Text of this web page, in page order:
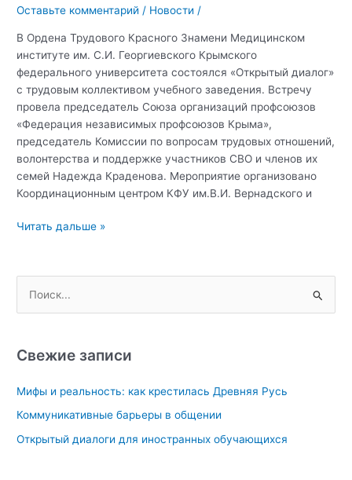
Оставьте комментарий / Новости /
В Ордена Трудового Красного Знамени Медицинском
институте им. С.И. Георгиевского Крымского
федерального университета состоялся «Открытый диалог»
с трудовым коллективом учебного заведения. Встречу
провела председатель Союза организаций профсоюзов
«Федерация независимых профсоюзов Крыма»,
председатель Комиссии по вопросам трудовых отношений,
волонтерства и поддержке участников СВО и членов их
семей Надежда Краденова. Мероприятие организовано
Координационным центром КФУ им.В.И. Вернадского и
Открытый
и
обязанности
граждан
Читать дальше »
с
:
Свежие записи
Мифы и реальность: как крестилась Древняя Русь
Коммуникативные барьеры в общении
Открытый диалоги для иностранных обучающихся